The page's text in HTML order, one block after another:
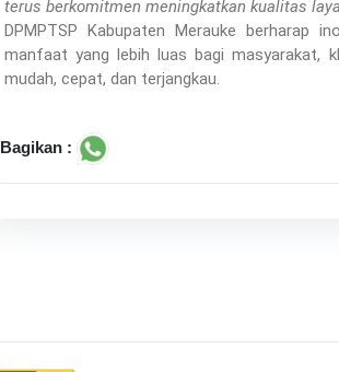
terus berkomitmen meningkatkan kualitas
DPMPTSP Kabupaten Merauke berharap
manfaat yang lebih luas bagi masyarakat,
mudah, cepat, dan terjangkau.
Bagikan :